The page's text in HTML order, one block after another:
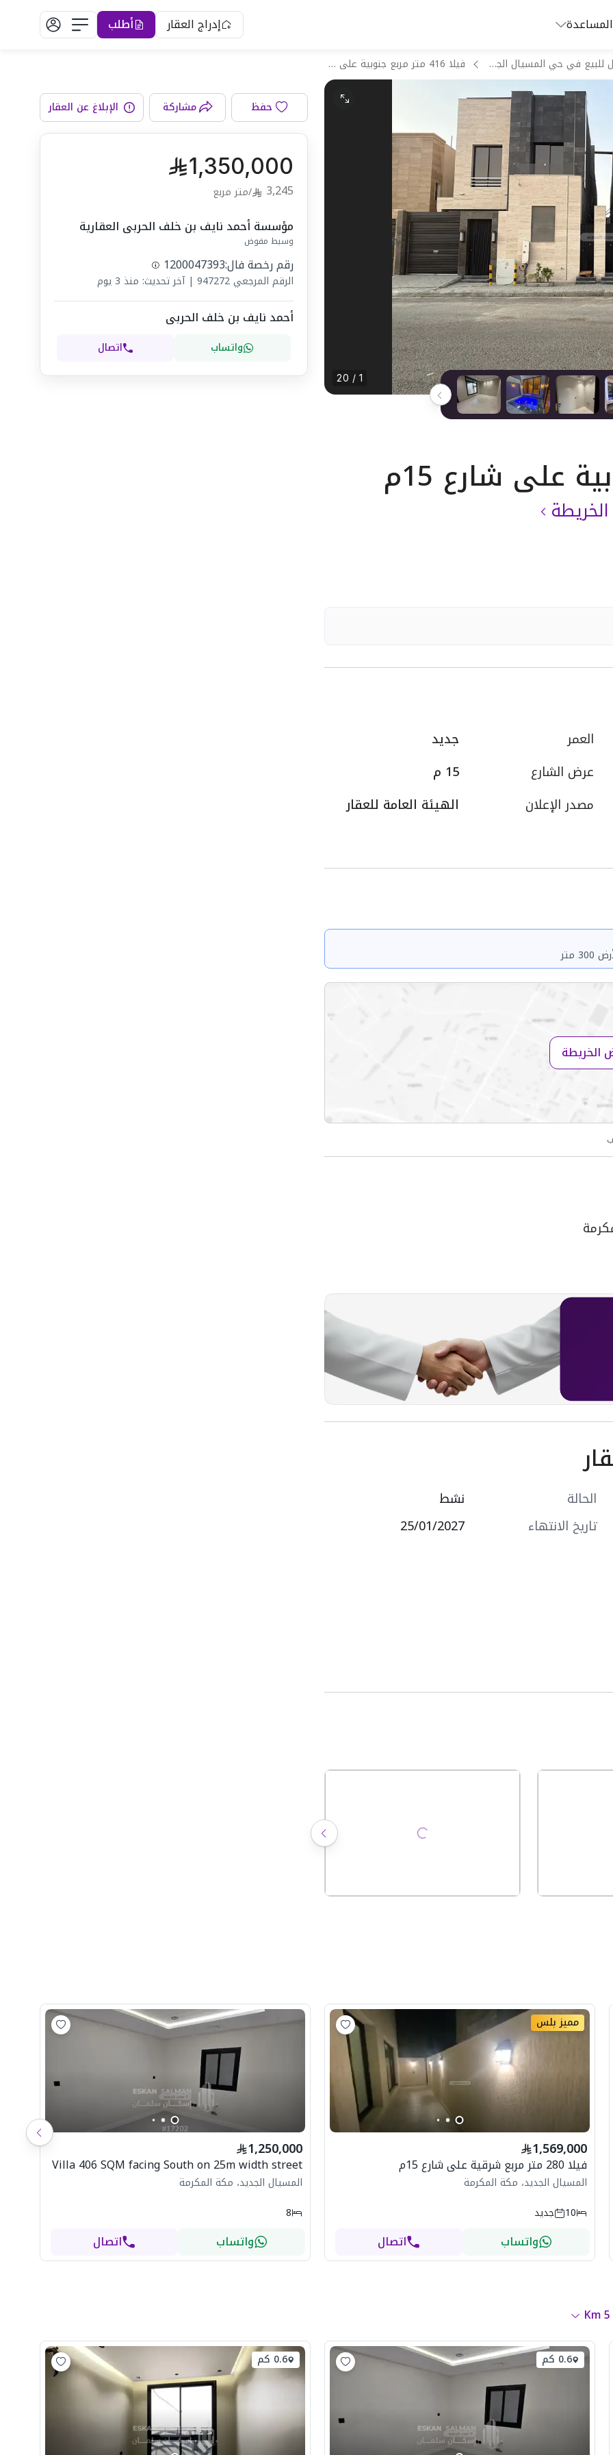
المساعدة إدراج العقار أطلب
فلل للبيع في حي المسيال الجديد بمكة المكرمة فيلا 416 متر مربع جنوبية على شارع 15م
الواجهة
1 / 20
العمر
جديد
عرض الشارع
15 م
مصدر الإعلان
الهيئة العامة للعقار
الخريطة
الحالة
نشط
تاريخ الانتهاء 25/01/2027
حفظ مشاركة الإبلاغ عن العقار
1,350,000
3,245
/متر مربع
مؤسسة أحمد نايف بن خلف الحربى العقارية
وسيط مفوض
رقم رخصة فال:1200047393
الرقم المرجعي947272
|آخر تحديث: منذ 3 يوم
أحمد نايف بن خلف الحربى
واتساب اتصال
مميز بلس
1,569,000
فيلا 280 متر مربع شرقية على شارع 15م
المسيال الجديد، مكة المكرمة
10
جديد
واتساب اتصال
1,250,000
Villa 406 SQM facing South on 25m width street
المسيال الجديد، مكة المكرمة
8
واتساب اتصال
5
Km
0.6 كم 0.6 كم